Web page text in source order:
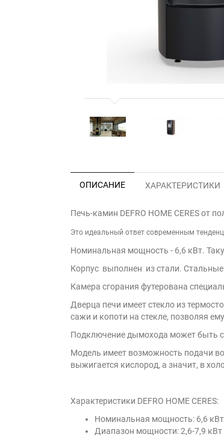
ОПИСАНИЕ ХАРАКТЕРИСТИКИ
Печь-камин DEFRO HOME CERES от
Это идеальный ответ современным
Номинальная мощность - 6,6 кВт.
Корпус выполнен из стали.
Камера сгорания футерована
Дверца печи имеет стекло из
сажи и копоти на стекле, позволяя
Подключение дымохода может быть
Модель имеет возможность подачи
выжигается кислород, а значит, в
Характеристики DEFRO HOME CERES:
Номинальная мощность: 6,6 кВт
Диапазон мощности: 2,6-7,9 кВт